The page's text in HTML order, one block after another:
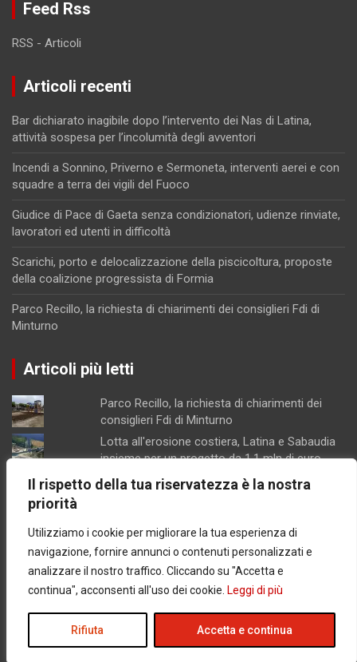
Il rispetto della tua riservatezza è la nostra
priorità
Utilizziamo i cookie per migliorare la tua esperienza di
navigazione, fornire annunci o contenuti personalizzati e
analizzare il nostro traffico. Cliccando su "Accetta e
continua", acconsenti all'uso dei cookie. Leggi di più
Rifiuta Accetta e continua
Feed Rss
RSS - Articoli
Articoli recenti
Bar dichiarato inagibile dopo l’intervento dei Nas di Latina,
attività sospesa per l’incolumità degli avventori
Incendi a Sonnino, Priverno e Sermoneta, interventi aerei e con
squadre a terra dei vigili del Fuoco
Giudice di Pace di Gaeta senza condizionatori, udienze rinviate,
lavoratori ed utenti in difficoltà
Scarichi, porto e delocalizzazione della piscicoltura, proposte
della coalizione progressista di Formia
Parco Recillo, la richiesta di chiarimenti dei consiglieri Fdi di
Minturno
Articoli più letti
Parco Recillo, la richiesta di chiarimenti dei
consiglieri Fdi di Minturno
Lotta all'erosione costiera, Latina e Sabaudia
insieme per un progetto da 1,1 mln di euro
Bar dichiarato inagibile dopo l'intervento dei
Scarichi, porto e delocalizzazione della
piscicoltura, proposte della coalizione
progressista di Formia
Giudice di Pace di Gaeta senza condizionatori,